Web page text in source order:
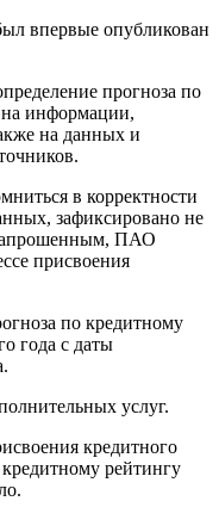
впервые опубликован
прогноза по
информации,
на данных и
в корректности
зафиксировано не
ПАО
присвоения
по кредитному
года с даты
услуг.
кредитного
рейтингу